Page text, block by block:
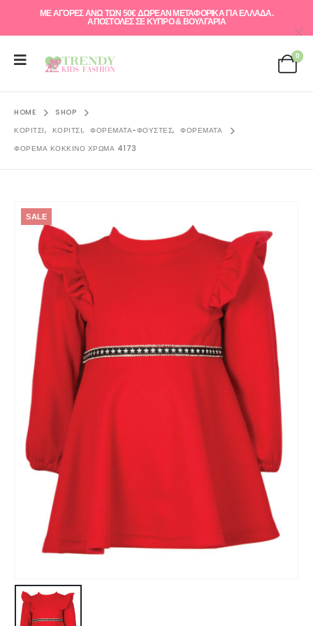
ΜΕ ΑΓΟΡΕΣ ΑΝΩ ΤΩΝ 50€ ΔΩΡΕΑΝ ΜΕΤΑΦΟΡΙΚΑ ΓΙΑ ΕΛΛAΔΑ.
ΑΠΟΣΤΟΛΕΣ ΣΕ ΚΥΠΡΟ & ΒΟΥΛΓΑΡΙΑ
0
HOME
SHOP
ΚΟΡΊΤΣΙ, ΚΟΡΊΤΣΙ, ΦΟΡΈΜΑΤΑ-ΦΟΎΣΤΕΣ, ΦΟΡΈΜΑΤΑ
ΦΌΡΕΜΑ ΚΌΚΚΙΝΟ ΧΡΏΜΑ 4173
SALE